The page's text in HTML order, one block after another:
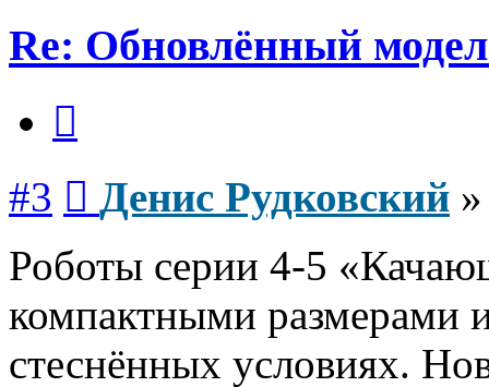
Re: Обновлённый
#3 Денис Рудковский
Роботы серии 4-5
компактными размерами
стеснённых условиях.